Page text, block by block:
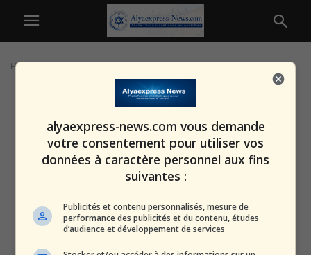
Home
alyaexpress-news.com vous demande
votre consentement pour utiliser vos
données à caractère personnel aux fins
suivantes :
Publicités et contenu personnalisés, mesure de
performance des publicités et du contenu, études
d’audience et développement de services